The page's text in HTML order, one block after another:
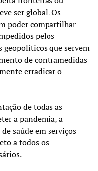
ser global. Os
poder compartilhar
pelos
geopolíticos que servem
de contramedidas
erradicar o
de todas as
a pandemia, a
saúde em serviços
a todos os